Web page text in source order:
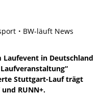
BW-läuft News
in Deutschland
Stuttgart-Lauf trägt
RUNN+.